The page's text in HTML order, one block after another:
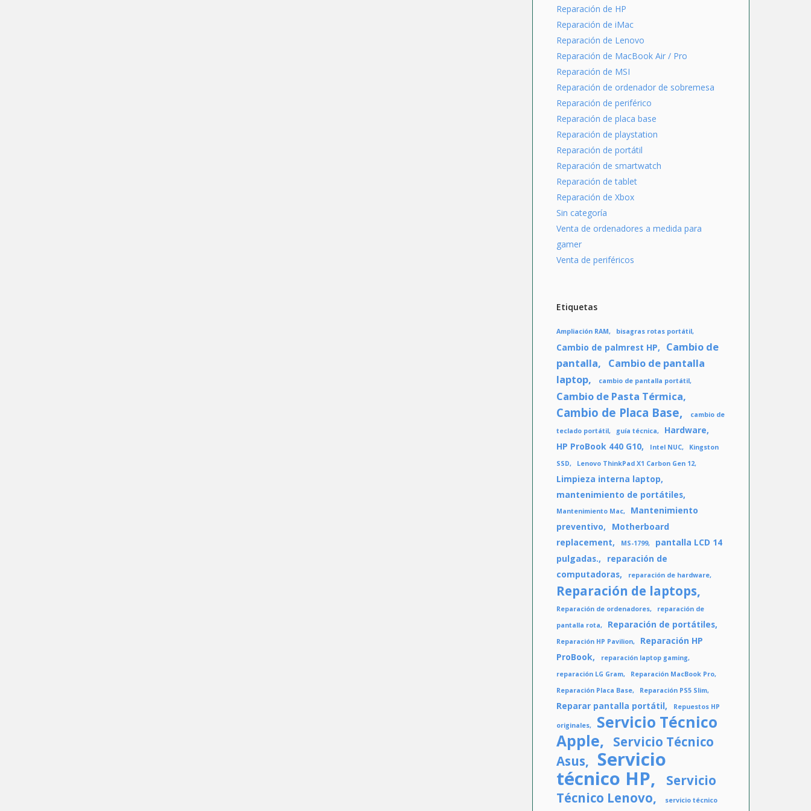
Reparación de HP
Reparación de iMac
Reparación de Lenovo
Reparación de MacBook Air / Pro
Reparación de MSI
Reparación de ordenador de sobremesa
Reparación de periférico
Reparación de placa base
Reparación de playstation
Reparación de portátil
Reparación de smartwatch
Reparación de tablet
Reparación de Xbox
Sin categoría
Venta de ordenadores a medida para
gamer
Venta de periféricos
Etiquetas
Ampliación RAM bisagras rotas portátil
Cambio de palmrest HP
Cambio de
pantalla
Cambio de pantalla
laptop
cambio de pantalla portátil
Cambio de Pasta Térmica
Cambio de Placa Base
cambio de
teclado portátil
guía técnica
Hardware
HP ProBook 440 G10
Intel NUC
Kingston
SSD
Lenovo ThinkPad X1 Carbon Gen 12
Limpieza interna laptop
mantenimiento de portátiles
Mantenimiento Mac
Mantenimiento
preventivo
Motherboard
replacement
MS-1799
pantalla LCD 14
pulgadas.
reparación de
computadoras
reparación de hardware
Reparación de laptops
Reparación de ordenadores
reparación de
pantalla rota
Reparación de portátiles
Reparación HP Pavilion
Reparación HP
ProBook
reparación laptop gaming
reparación LG Gram
Reparación MacBook Pro
Reparación Placa Base
Reparación PS5 Slim
Reparar pantalla portátil Repuestos HP
originales
Servicio Técnico
Apple
Servicio Técnico
Asus
Servicio
técnico HP
Servicio
Técnico Lenovo
servicio técnico